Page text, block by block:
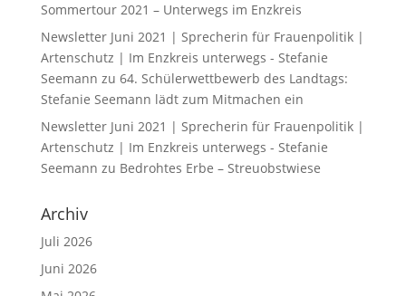
Sommertour 2021 – Unterwegs im Enzkreis
Newsletter Juni 2021 | Sprecherin für Frauenpolitik |
Artenschutz | Im Enzkreis unterwegs - Stefanie
Seemann zu 64. Schülerwettbewerb des Landtags:
Stefanie Seemann lädt zum Mitmachen ein
Newsletter Juni 2021 | Sprecherin für Frauenpolitik |
Artenschutz | Im Enzkreis unterwegs - Stefanie
Seemann zu Bedrohtes Erbe – Streuobstwiese
Archiv
Juli 2026
Juni 2026